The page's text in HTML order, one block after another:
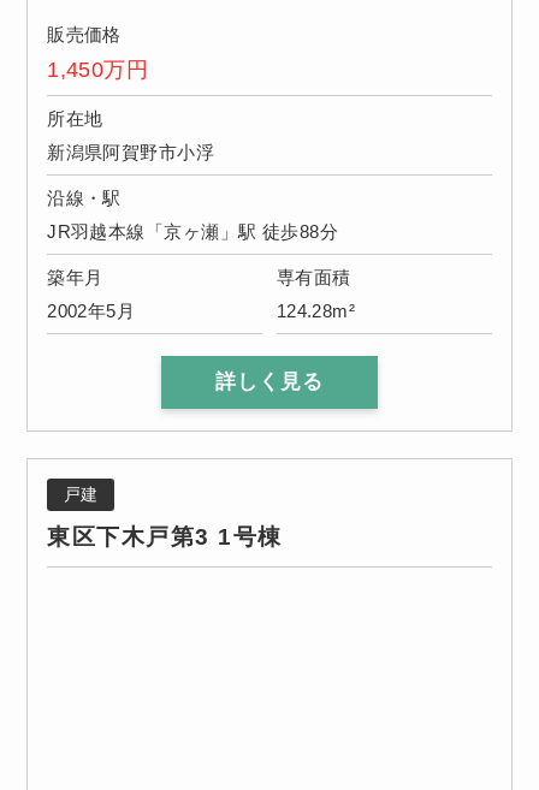
販売価格
1,450万円
所在地
新潟県阿賀野市小浮
沿線・駅
JR羽越本線「京ヶ瀬」駅 徒歩88分
築年月
2002年5月
専有面積
124.28m²
詳しく見る
戸建
東区下木戸第3 1号棟